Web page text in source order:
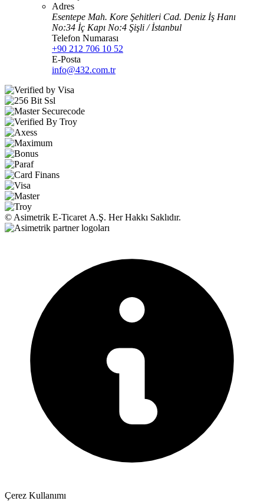
Adres
Esentepe Mah. Kore Şehitleri Cad. Deniz İş Hanı
No:34 İç Kapı No:4 Şişli / İstanbul
Telefon Numarası
+90 212 706 10 52
E-Posta
info@432.com.tr
© Asimetrik E‑Ticaret A.Ş. Her Hakkı Saklıdır.
Çerez Kullanımı